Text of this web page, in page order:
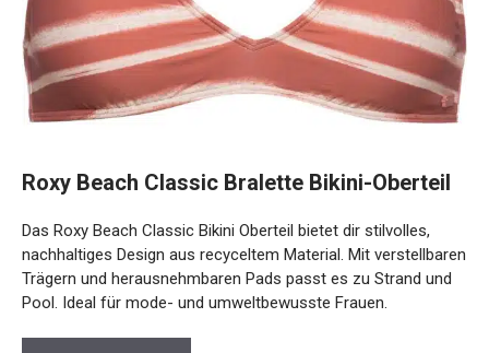
nachhaltiges Design aus recyceltem Material. Mit
verstellbaren Trägern und herausnehmbaren Pads passt es
zu Strand und Pool. Ideal für mode- und umweltbewusste
Frauen.